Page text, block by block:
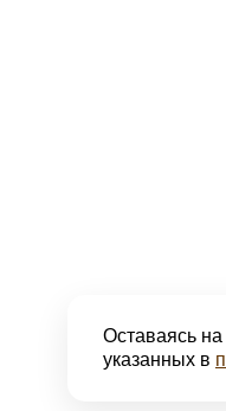
Оставаясь
указанных в